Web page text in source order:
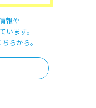
報や
います。
らから。